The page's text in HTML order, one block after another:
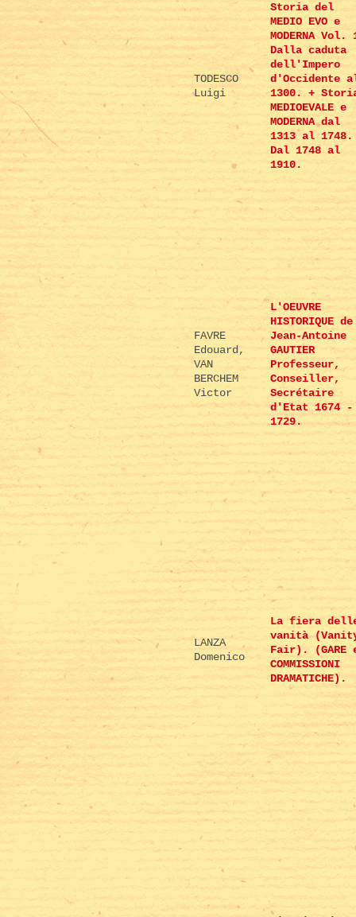
TODESCO
Luigi
Storia del
MEDIO EVO e
MODERNA Vol.
Dalla caduta
dell'Impero
d'Occidente
1300. +
MEDIOEVALE e
MODERNA dal
1313 al 1748.
Dal 1748 al
1910.
FAVRE
Edouard,
VAN
BERCHEM
Victor
L'OEUVRE
HISTORIQUE de
Jean-Antoine
GAUTIER
Professeur,
Conseiller,
Secrétaire
d'Etat 1674 -
1729.
LANZA
Domenico
La fiera
vanità
Fair). (GARE
COMMISSIONI
DRAMATICHE).